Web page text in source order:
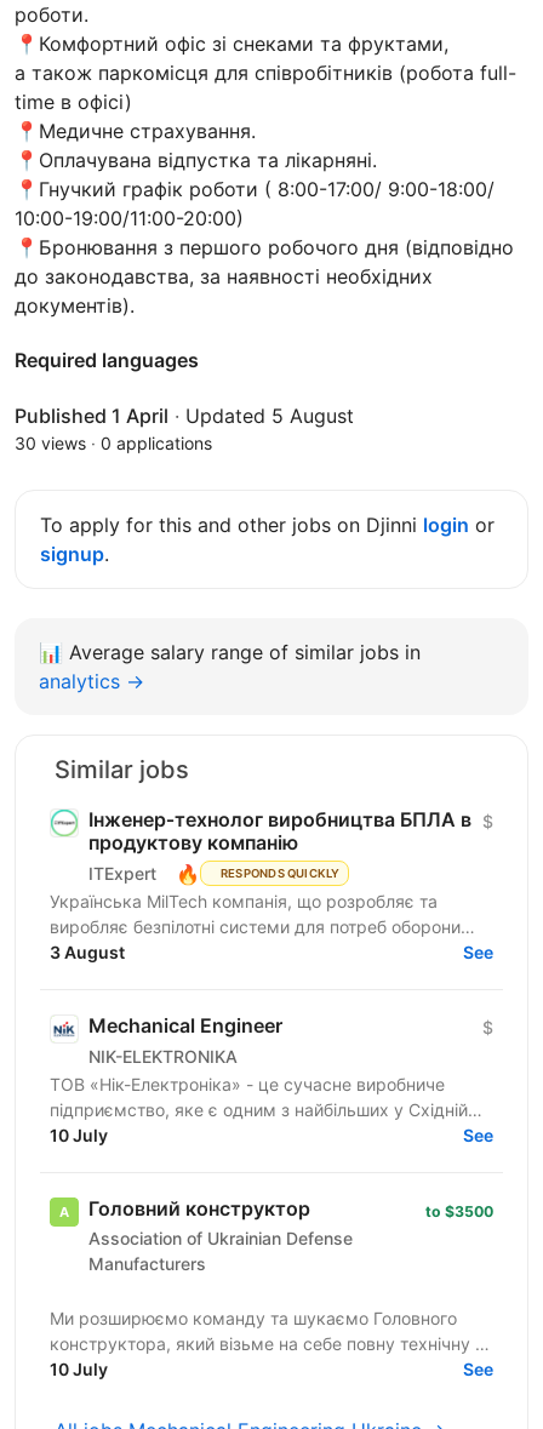
роботи.
📍Комфортний офіс зі снеками та фруктами,
а також паркомісця для співробітників (робота full-
time в офісі)
📍Медичне страхування.
📍Оплачувана відпустка та лікарняні.
📍Гнучкий графік роботи ( 8:00-17:00/ 9:00-18:00/
10:00-19:00/11:00-20:00)
📍Бронювання з першого робочого дня (відповідно
до законодавства, за наявності необхідних
документів).
Required languages
Published 1 April · Updated 5 August
30 views · 0 applications
To apply for this and other jobs on Djinni login or
signup.
📊 Average salary range of similar jobs in
analytics →
Similar jobs
Інженер‑технолог виробництва БПЛА в
продуктову компанію
ITExpert 🔥 RESPONDS QUICKLY
$
Українська MilTech компанія, що розробляє та
виробляє безпілотні системи для потреб оборони
шукає інженера - технолога. Вимоги: Досвід роботи
3 August See
Mechanical Engineer
NIK-ELEKTRONIKA
$
ТОВ «Нік-Електроніка» - це сучасне виробниче
підприємство, яке є одним з найбільших у Східній
Європі та спеціалізується на розробці та серійному
10 July See
Головний конструктор
Association of Ukrainian Defense
Manufacturers
to $3500
Ми розширюємо команду та шукаємо Головного
конструктора, який візьме на себе повну технічну та
управлінську відповідальність за напрям розробки
10 July See